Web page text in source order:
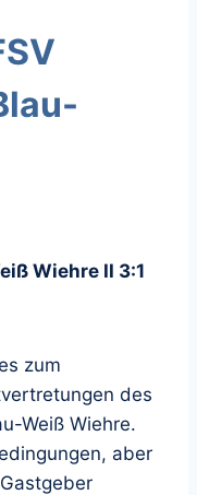
Wiehre II 3:1
zum
des
Weiß Wiehre.
aber